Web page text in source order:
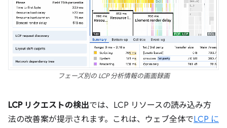
フェーズ別の LCP 分析情報の画面録画
LCP リクエストの検出では、LCP リソースの読み込み方
法の改善案が提示されます。これは、ウェブ全体でLCP に